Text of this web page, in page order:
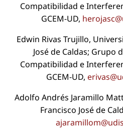
Compatibilidad e
GCEM-UD,
Edwin Rivas Trujillo,
José de Caldas; Grupo
Compatibilidad e
GCEM-UD,
Adolfo Andrés Jaramillo
Francisco José de